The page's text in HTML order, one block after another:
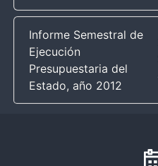
Informe Semestral de
Ejecución
Presupuestaria del
Estado, año 2012